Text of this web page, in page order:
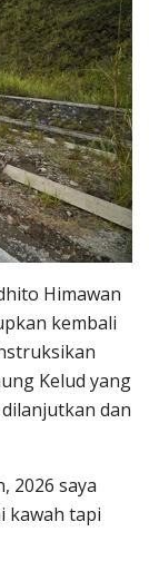
Himawan
kembali
Kelud yang
dan
2026 saya
kawah tapi